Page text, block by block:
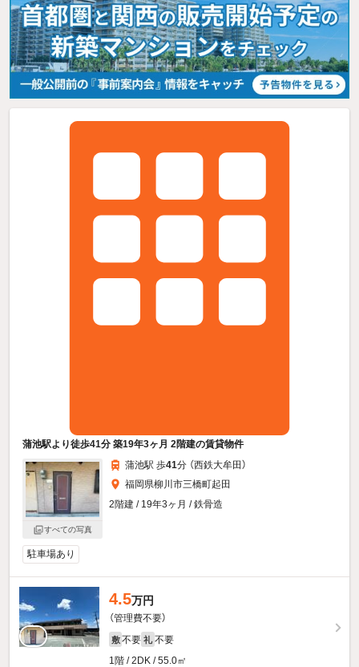
蒲池駅より徒歩41分 築19年3ヶ月 2階建の賃貸物件
すべての写真
蒲池駅 歩41分 （西鉄大牟田）
福岡県柳川市三橋町起田
2階建 / 19年3ヶ月 / 鉄骨造
駐車場あり
4.5万円
（管理費不要）
敷 不要 礼 不要
1階 / 2DK / 55.0㎡